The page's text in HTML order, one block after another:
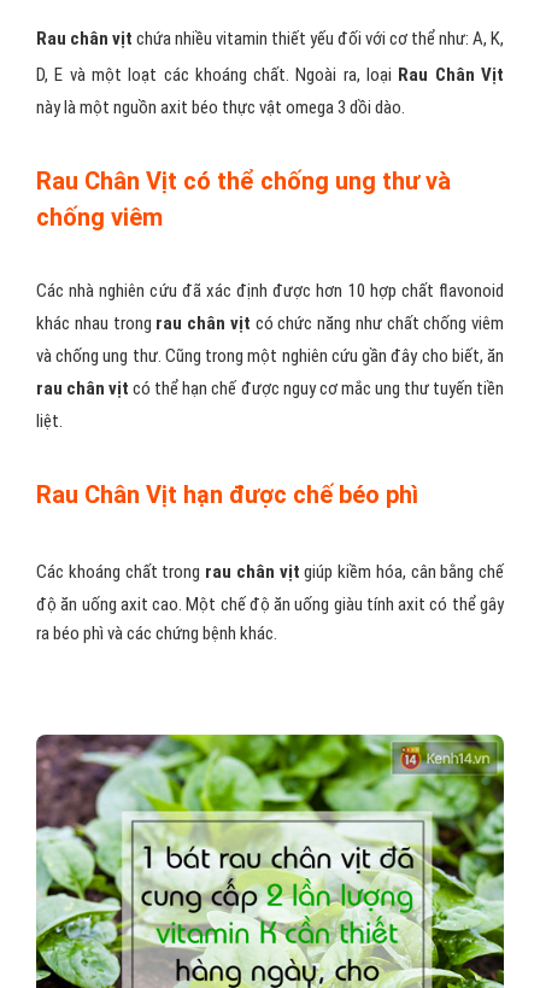
Rau chân vịt chứa nhiều vitamin thiết yếu đối với cơ thể như: A, K,
D, E và một loạt các khoáng chất. Ngoài ra, loại Rau Chân Vịt
này là một nguồn axit béo thực vật omega 3 dồi dào.
Rau Chân Vịt có thể chống ung thư và
chống viêm
Các nhà nghiên cứu đã xác định được hơn 10 hợp chất flavonoid
khác nhau trong rau chân vịt có chức năng như chất chống viêm
và chống ung thư. Cũng trong một nghiên cứu gần đây cho biết, ăn
rau chân vịt có thể hạn chế được nguy cơ mắc ung thư tuyến tiền
liệt.
Rau Chân Vịt hạn được chế béo phì
Các khoáng chất trong rau chân vịt giúp kiềm hóa, cân bằng chế
độ ăn uống axit cao. Một chế độ ăn uống giàu tính axit có thể gây
ra béo phì và các chứng bệnh khác.